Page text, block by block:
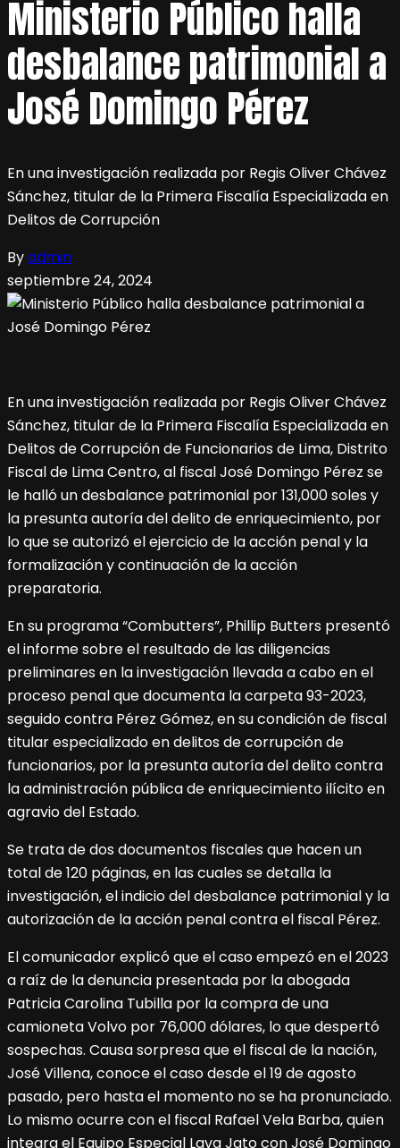
Ministerio Público halla
desbalance patrimonial a
José Domingo Pérez
En una investigación realizada por Regis Oliver Chávez
Sánchez, titular de la Primera Fiscalía Especializada en
Delitos de Corrupción
Byadmin
septiembre 24, 2024
En una investigación realizada por Regis Oliver Chávez
Sánchez, titular de la Primera Fiscalía Especializada en
Delitos de Corrupción de Funcionarios de Lima, Distrito
Fiscal de Lima Centro, al fiscal José Domingo Pérez se
le halló un desbalance patrimonial por 131,000 soles y
la presunta autoría del delito de enriquecimiento, por
lo que se autorizó el ejercicio de la acción penal y la
formalización y continuación de la acción
preparatoria.
En su programa “Combutters”, Phillip Butters presentó
el informe sobre el resultado de las diligencias
preliminares en la investigación llevada a cabo en el
proceso penal que documenta la carpeta 93-2023,
seguido contra Pérez Gómez, en su condición de fiscal
titular especializado en delitos de corrupción de
funcionarios, por la presunta autoría del delito contra
la administración pública de enriquecimiento ilícito en
agravio del Estado.
Se trata de dos documentos fiscales que hacen un
total de 120 páginas, en las cuales se detalla la
investigación, el indicio del desbalance patrimonial y la
autorización de la acción penal contra el fiscal Pérez.
El comunicador explicó que el caso empezó en el 2023
a raíz de la denuncia presentada por la abogada
Patricia Carolina Tubilla por la compra de una
camioneta Volvo por 76,000 dólares, lo que despertó
sospechas. Causa sorpresa que el fiscal de la nación,
José Villena, conoce el caso desde el 19 de agosto
pasado, pero hasta el momento no se ha pronunciado.
Lo mismo ocurre con el fiscal Rafael Vela Barba, quien
integra el Equipo Especial Lava Jato con José Domingo